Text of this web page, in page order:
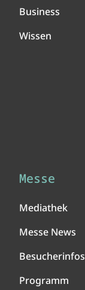
Business
Wissen
Messe
Mediathek
Messe News
Besucherinfos
Programm